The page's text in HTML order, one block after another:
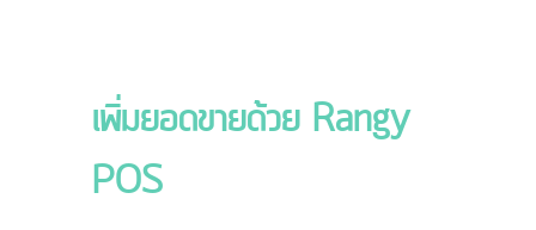
เพิ่มยอดขายด้วย Rangy
POS